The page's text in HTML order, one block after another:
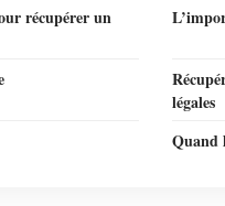
récupérer un
légales
Quand